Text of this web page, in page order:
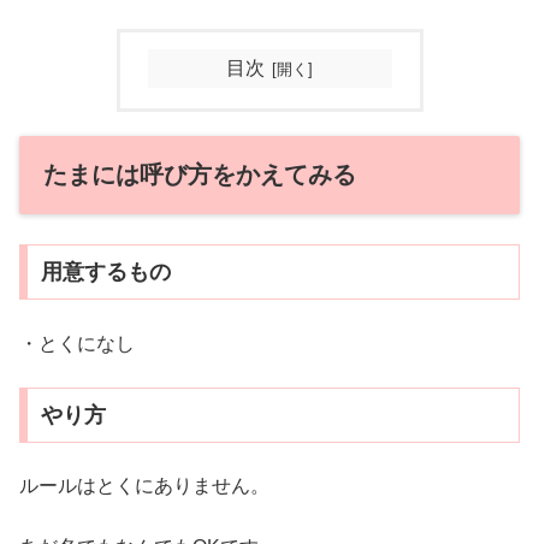
目次
たまには呼び方をかえてみる
用意するもの
・とくになし
やり方
ルールはとくにありません。